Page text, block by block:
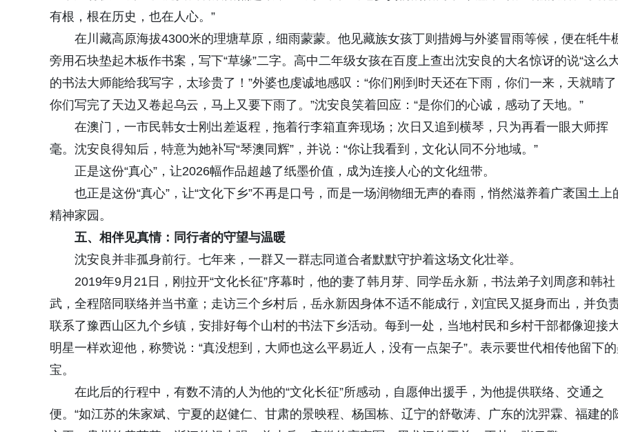
有根，根在历史，也在人心。”
在川藏高原海拔4300米的理塘草原，细雨蒙蒙。他见藏族女孩丁则措姆与外婆冒雨等候，便在牦牛
旁用石块垫起木板作书案，写下“草缘”二字。高中二年级女孩在百度上查出沈安良的大名惊讶的说“这么
的书法大师能给我写字，太珍贵了！”外婆也虔诚地感叹：“你们刚到时天还在下雨，你们一来，天就晴了
你们写完了天边又卷起乌云，马上又要下雨了。”沈安良笑着回应：“是你们的心诚，感动了天地。”
在澳门，一市民韩女士刚出差返程，拖着行李箱直奔现场；次日又追到横琴，只为再看一眼大师挥
毫。沈安良得知后，特意为她补写“琴澳同辉”，并说：“你让我看到，文化认同不分地域。”
正是这份“真心”，让2026幅作品超越了纸墨价值，成为连接人心的文化纽带。
也正是这份“真心”，让“文化下乡”不再是口号，而是一场润物细无声的春雨，悄然滋养着广袤国土上
精神家园。
五、相伴见真情：同行者的守望与温暖
沈安良并非孤身前行。七年来，一群又一群志同道合者默默守护着这场文化壮举。
2019年9月21日，刚拉开“文化长征”序幕时，他的妻了韩月芽、同学岳永新，书法弟子刘周彦和韩社
武，全程陪同联络并当书童；走访三个乡村后，岳永新因身体不适不能成行，刘宜民又挺身而出，并负
联系了豫西山区九个乡镇，安排好每个山村的书法下乡活动。每到一处，当地村民和乡村干部都像迎接
明星一样欢迎他，称赞说：“真没想到，大师也这么平易近人，没有一点架子”。表示要世代相传他留下
宝。
在此后的行程中，有数不清的人为他的“文化长征”所感动，自愿伸出援手，为他提供联络、交通之
便。“如江苏的朱家斌、宁夏的赵健仁、甘肃的景映程、杨国栋、辽宁的舒敬涛、广东的沈羿霖、福建的